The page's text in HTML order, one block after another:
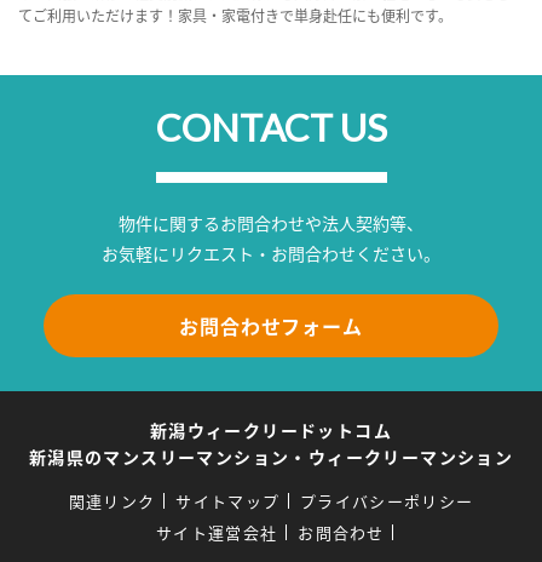
てご利用いただけます！家具・家電付きで単身赴任にも便利です。
CONTACT US
物件に関するお問合わせや法人契約等、
お気軽にリクエスト・お問合わせください。
お問合わせフォーム
新潟ウィークリードットコム
新潟県のマンスリーマンション・ウィークリーマンション
関連リンク サイトマップ
プライバシーポリシー
サイト運営会社
お問合わせ